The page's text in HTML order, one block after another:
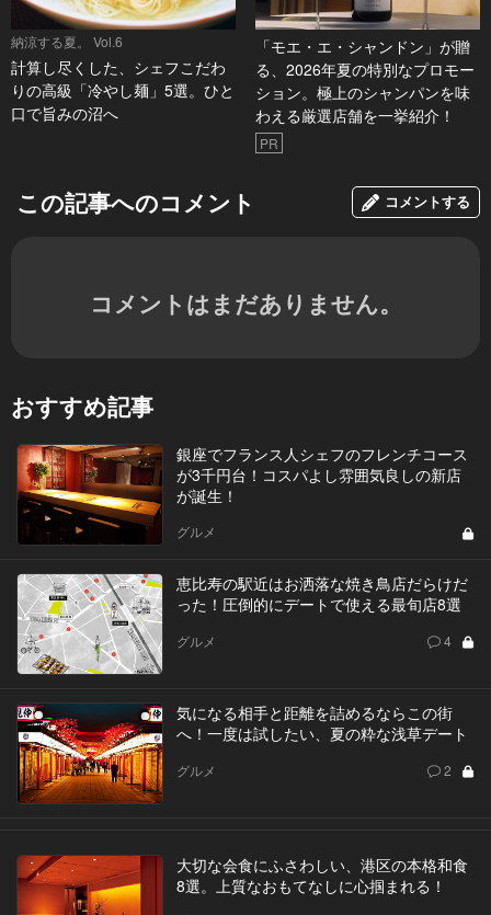
納涼する夏。 Vol.6
計算し尽くした、シェフこだわ
りの高級「冷やし麺」5選。ひと
口で旨みの沼へ
「モエ・エ・シャンドン」が贈
る、2026年夏の特別なプロモー
ション。極上のシャンパンを味
わえる厳選店舗を一挙紹介！
PR
この記事へのコメント コメントする
コメントはまだありません。
おすすめ記事
銀座でフランス人シェフのフレンチコース
が3千円台！コスパよし雰囲気良しの新店
が誕生！
グルメ
恵比寿の駅近はお洒落な焼き鳥店だらけだ
った！圧倒的にデートで使える最旬店8選
グルメ 4
気になる相手と距離を詰めるならこの街
へ！一度は試したい、夏の粋な浅草デート
グルメ 2
大切な会食にふさわしい、港区の本格和食
8選。上質なおもてなしに心掴まれる！